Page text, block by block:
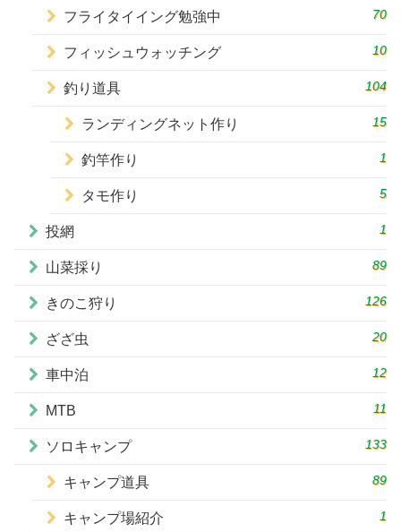
フライタイイング勉強中 70
フィッシュウォッチング 10
釣り道具 104
ランディングネット作り 15
釣竿作り 1
タモ作り 5
投網 1
山菜採り 89
きのこ狩り 126
ざざ虫 20
車中泊 12
MTB 11
ソロキャンプ 133
キャンプ道具 89
キャンプ場紹介 1